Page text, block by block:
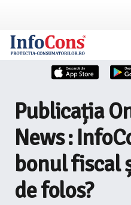
Publicația
News :
bonul fiscal
de folos?